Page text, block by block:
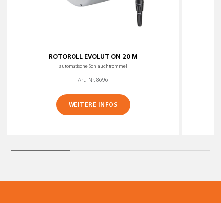
ROTOROLL EVOLUTION 20 M
automatische Schlauchtrommel
Art.-Nr. 8696
WEITERE INFOS